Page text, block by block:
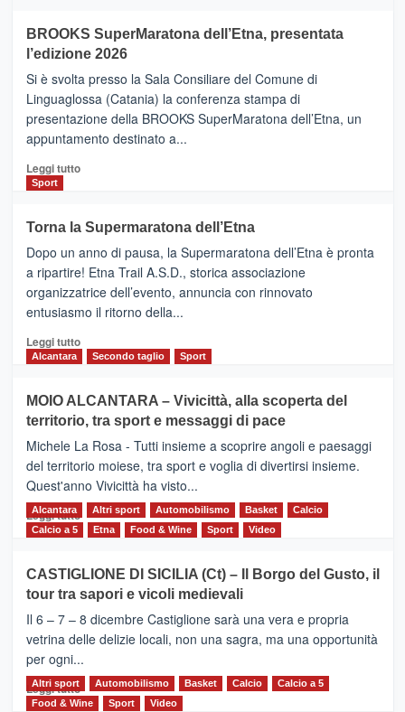
con
la
Al
via
i
collegamenti
BROOKS SuperMaratona dell’Etna, presentata
l’edizione 2026
Si è svolta presso la Sala Consiliare del Comune di
Linguaglossa (Catania) la conferenza stampa di
presentazione della BROOKS SuperMaratona dell’Etna, un
appuntamento destinato a...
Leggi tuttoLeggi
BROOKS
SuperMaratona
dell’Etna,
presentata
l’edizione
2026
Sport
Torna la Supermaratona dell’Etna
Dopo un anno di pausa, la Supermaratona dell’Etna è pronta
a ripartire! Etna Trail A.S.D., storica associazione
organizzatrice dell’evento, annuncia con rinnovato
entusiasmo il ritorno della...
Leggi tuttoLeggi
Torna
la
Supermaratona
dell’Etna
Alcantara Secondo taglio Sport
MOIO ALCANTARA – Vivicittà, alla scoperta del
territorio, tra sport e messaggi di pace
Michele La Rosa - Tutti insieme a scoprire angoli e paesaggi
del territorio moiese, tra sport e voglia di divertirsi insieme.
Quest'anno Vivicittà ha visto...
Leggi tutto Leggi
MOIO
ALCANTARA
–
Vivicittà,
alla
scoperta
del
territorio,
Alcantara Altri sport Automobilismo Basket
Calcio
Calcio a 5
Etna Food & Wine Sport Video
CASTIGLIONE DI SICILIA (Ct) – Il Borgo del Gusto, il
tour tra sapori e vicoli medievali
Il 6 – 7 – 8 dicembre Castiglione sarà una vera e propria
vetrina delle delizie locali, non una sagra, ma una opportunità
per ogni...
Leggi tuttoLeggi
di
Altri sport Automobilismo Basket Calcio
Calcio a 5
Food & Wine
Sport Video